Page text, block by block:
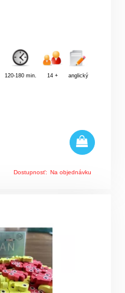
120-180 min. 14 + anglický
Dostupnosť: Na objednávku